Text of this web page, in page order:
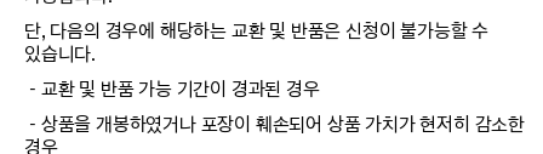
단, 다음의 경우에 해당하는 교환 및 반품은 신청이 불가능할 수
있습니다.
－교환 및 반품 가능 기간이 경과된 경우
－상품을 개봉하였거나 포장이 훼손되어 상품 가치가 현저히 감소한
경우